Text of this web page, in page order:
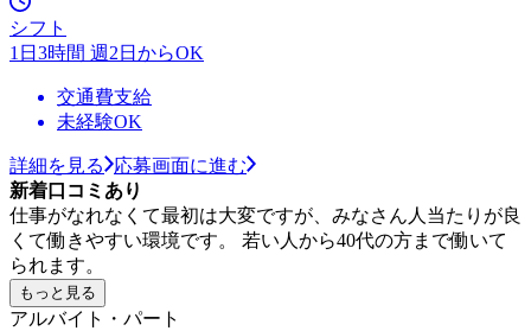
シフト
1日3時間 週2日からOK
交通費支給
未経験OK
詳細を見る
応募画面に進む
新着口コミあり
仕事がなれなくて最初は大変ですが、みなさん人当たりが良
くて働きやすい環境です。 若い人から40代の方まで働いて
られます。
もっと見る
アルバイト・パート